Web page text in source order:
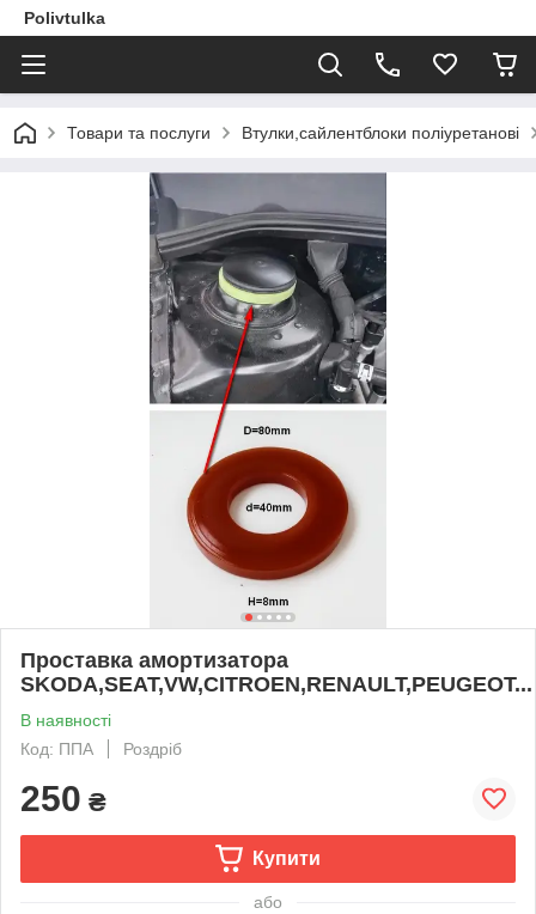
Polivtulka
Товари та послуги Втулки,сайлентблоки поліуретанові
Проставка амортизатора
SKODA,SEAT,VW,CITROEN,RENAULT,PEUGEOT...
В наявності
Код: ППА
Роздріб
250 ₴
Купити
або